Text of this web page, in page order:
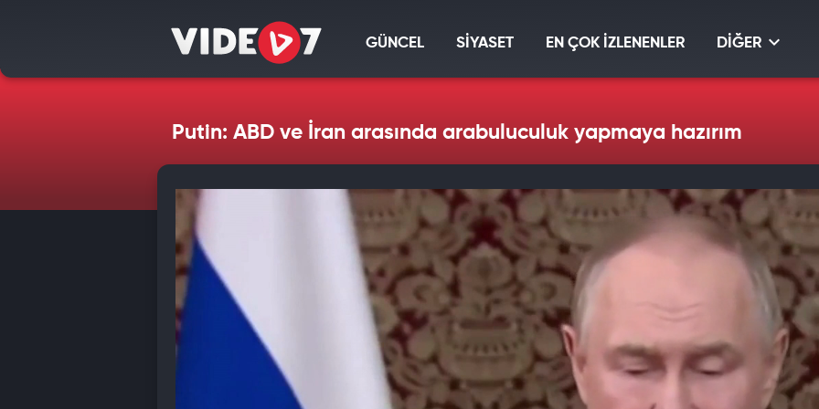
GÜNCEL SİYASET EN ÇOK İZLENENLER DİĞER
Putin: ABD ve İran arasında arabuluculuk yapmaya hazırım